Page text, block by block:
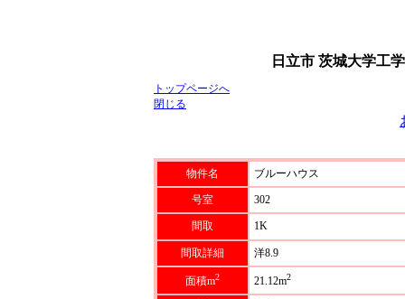
日立市 茨城大学工
トップページへ
閉じる
物件名 ブルーハウス
号室 302
間取 1K
間取詳細 洋8.9
面積m2 21.12m2